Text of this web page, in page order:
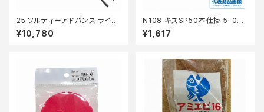
25 ソルティーアドバンス ライト
ジギング B63ML
¥10,780
N108 キスSP50本仕掛 5-0.8
茶 【継続セール_仕掛】
¥1,617